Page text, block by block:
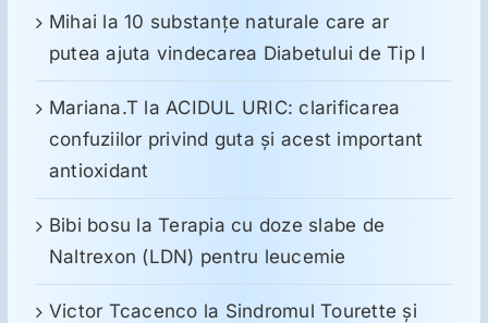
Mihai la10 substanţe naturale care ar
putea ajuta vindecarea Diabetului de Tip I
Mariana.T la ACIDUL URIC: clarificarea
confuziilor privind guta și acest important
antioxidant
Bibi bosu laTerapia cu doze slabe de
Naltrexon (LDN) pentru leucemie
Victor Tcacenco la Sindromul Tourette şi